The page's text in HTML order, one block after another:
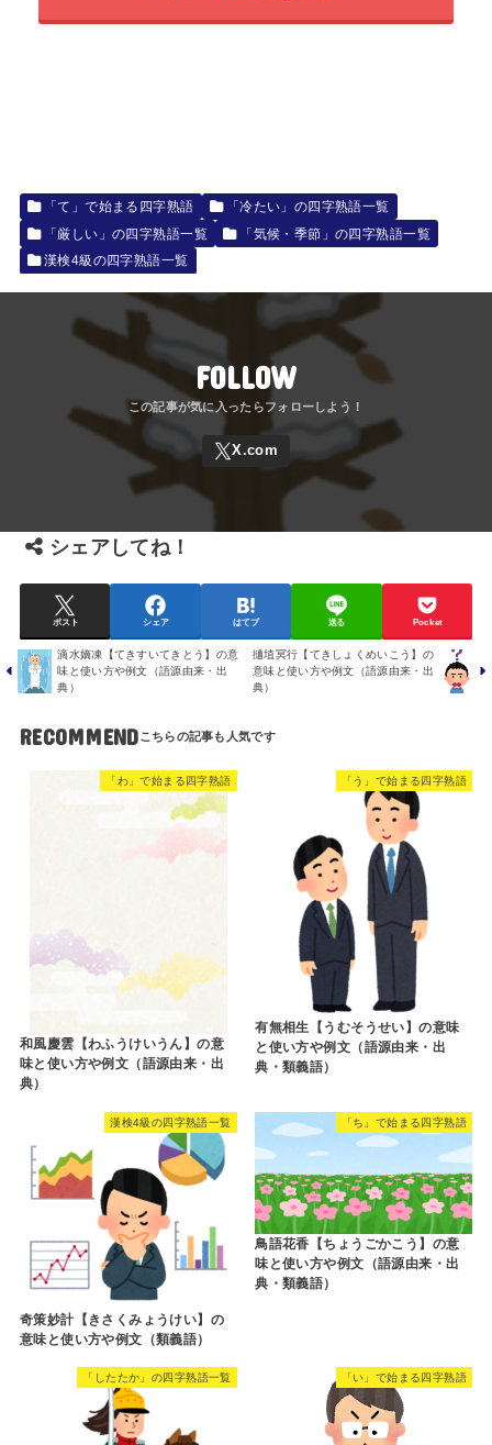
「て」で始まる四字熟語
「冷たい」の四字熟語一覧
「厳しい」の四字熟語一覧
「気候・季節」の四字熟語一覧
漢検4級の四字熟語一覧
FOLLOW
シェアしてね！
ポスト シェア はてブ 送る Pocket
滴水嫡凍【てきすいてきとう】の意
味と使い方や例文（語源由来・出
典）
擿埴冥行【てきしょくめいこう】の
意味と使い方や例文（語源由来・出
典）
RECOMMEND
「わ」で始まる四字熟語
和風慶雲【わふうけいうん】の意
味と使い方や例文（語源由来・出
典）
「う」で始まる四字熟語
有無相生【うむそうせい】の意味
と使い方や例文（語源由来・出
典・類義語）
漢検4級の四字熟語一覧
奇策妙計【きさくみょうけい】の
意味と使い方や例文（類義語）
「ち」で始まる四字熟語
鳥語花香【ちょうごかこう】の意
味と使い方や例文（語源由来・出
典・類義語）
「したたか」の四字熟語一覧 「い」で始まる四字熟語